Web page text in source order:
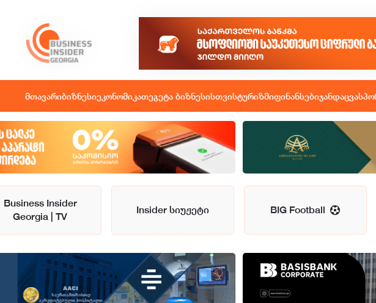
მთავარიბიზნესიეკონომიკათეგეტა ბიზნესისთვისტურიზმიფინანსებიჯანდაცვა
Business Insider
Georgia | TV
Insider სიუჟეტი BIG Football